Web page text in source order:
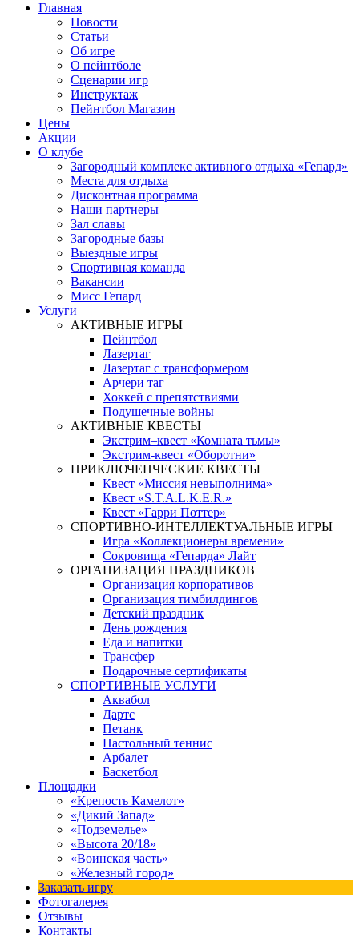
Главная
Новости
Статьи
Об игре
О пейнтболе
Сценарии игр
Инструктаж
Пейнтбол Магазин
Цены
Акции
О клубе
Загородный комплекс активного отдыха «Гепард»
Места для отдыха
Дисконтная программа
Наши партнеры
Зал славы
Загородные базы
Выездные игры
Спортивная команда
Вакансии
Мисс Гепард
Услуги
АКТИВНЫЕ ИГРЫ
Пейнтбол
Лазертаг
Лазертаг с трансформером
Арчери таг
Хоккей с препятствиями
Подушечные войны
АКТИВНЫЕ КВЕСТЫ
Экстрим–квест «Комната тьмы»
Экстрим-квест «Оборотни»
ПРИКЛЮЧЕНЧЕСКИЕ КВЕСТЫ
Квест «Миссия невыполнима»
Квест «S.T.A.L.K.E.R.»
Квест «Гарри Поттер»
СПОРТИВНО-ИНТЕЛЛЕКТУАЛЬНЫЕ ИГРЫ
Игра «Коллекционеры времени»
Сокровища «Гепарда» Лайт
ОРГАНИЗАЦИЯ ПРАЗДНИКОВ
Организация корпоративов
Организация тимбилдингов
Детский праздник
День рождения
Еда и напитки
Трансфер
Подарочные сертификаты
СПОРТИВНЫЕ УСЛУГИ
Аквабол
Дартс
Петанк
Настольный теннис
Арбалет
Баскетбол
Площадки
«Крепость Камелот»
«Дикий Запад»
«Подземелье»
«Высота 20/18»
«Воинская часть»
«Железный город»
Заказать игру
Фотогалерея
Отзывы
Контакты